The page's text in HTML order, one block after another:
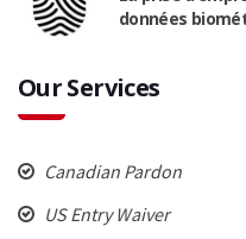
données
Our Services
Canadian Pardon
US Entry Waiver